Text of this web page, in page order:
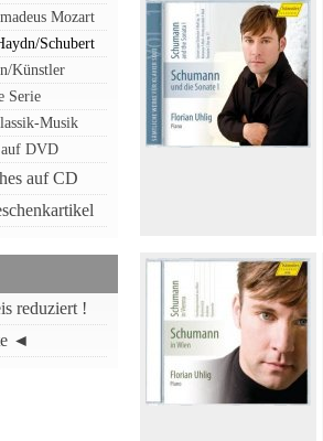
Mozart
Schubert
Künstler
Serie
Musik
DVD
auf CD
reduziert !
◄